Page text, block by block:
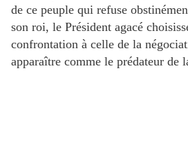
de ce peuple qui refuse
son roi, le Président agacé
confrontation à celle de la
apparaître comme le prédateur de